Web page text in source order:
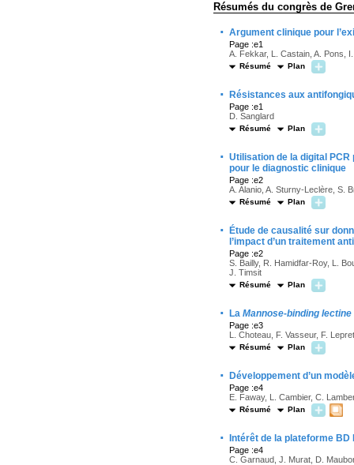
Résumés du congrès de
· Argument clinique pour
Page :e1
A. Fekkar, L. Castain, A. Pons,
Résumé Plan
· Résistances aux
Page :e1
D. Sanglard
Résumé Plan
· Utilisation de la digital PCR
pour le diagnostic clinique
Page :e2
A. Alanio, A. Sturny-Leclère, S.
Résumé Plan
·
Étude de causalité sur
l’impact d’un traitement
Page :e2
S. Bailly, R. Hamidfar-Roy, L.
J. Timsit
Résumé Plan
· La Mannose-binding lectine
Page :e3
L. Choteau, F. Vasseur, F.
Résumé Plan
· Développement d’un
Page :e4
E. Faway, L. Cambier, C.
Résumé Plan
· Intérêt de la plateforme
Page :e4
C. Garnaud, J. Murat, D.